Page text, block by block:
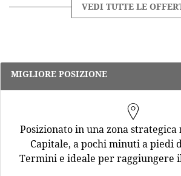
VEDI TUTTE LE
3 RAGIONI PER
MIGLIORE POSIZIONE
Posizionato in una zona
Capitale, a pochi minuti a piedi
Termini e ideale per raggiungere